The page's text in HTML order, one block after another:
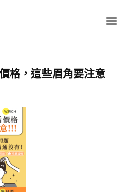
格，這些眉角要注意